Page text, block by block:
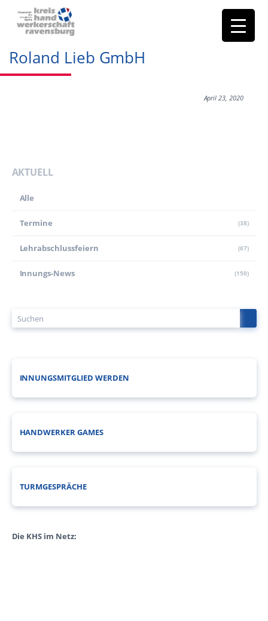
Roland Lieb GmbH
April 23, 2020
AKTUELL
Alle
Termine (38)
Lehr­abschluss­feiern (67)
Innungs-News (150)
INNUNGSMITGLIED WERDEN
HANDWERKER GAMES
TURMGESPRÄCHE
Die KHS im Netz: